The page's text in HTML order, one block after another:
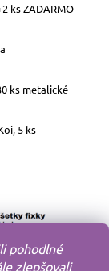
pohodlné
zlepšovali
ks ZADARMO
ks metalické
5 ks